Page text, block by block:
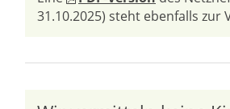
31.10.2025) steht ebenfalls zur